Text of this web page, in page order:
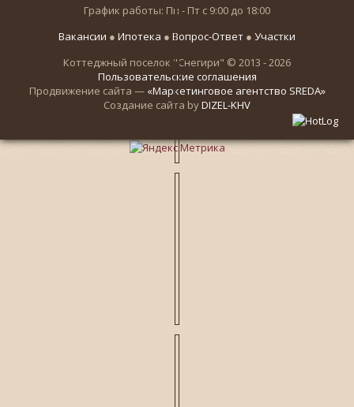
График работы: Пн - Пт с 9:00 до 18:00
Вакансии ● Ипотека ● Вопрос-Ответ ● Участки
Коттеджный поселок "Снегири" © 2013 - 2026
Пользовательские соглашения
Продвижение сайта — «Маркетинговое агентство SREDA»
Создание сайта byDIZEL-KHV